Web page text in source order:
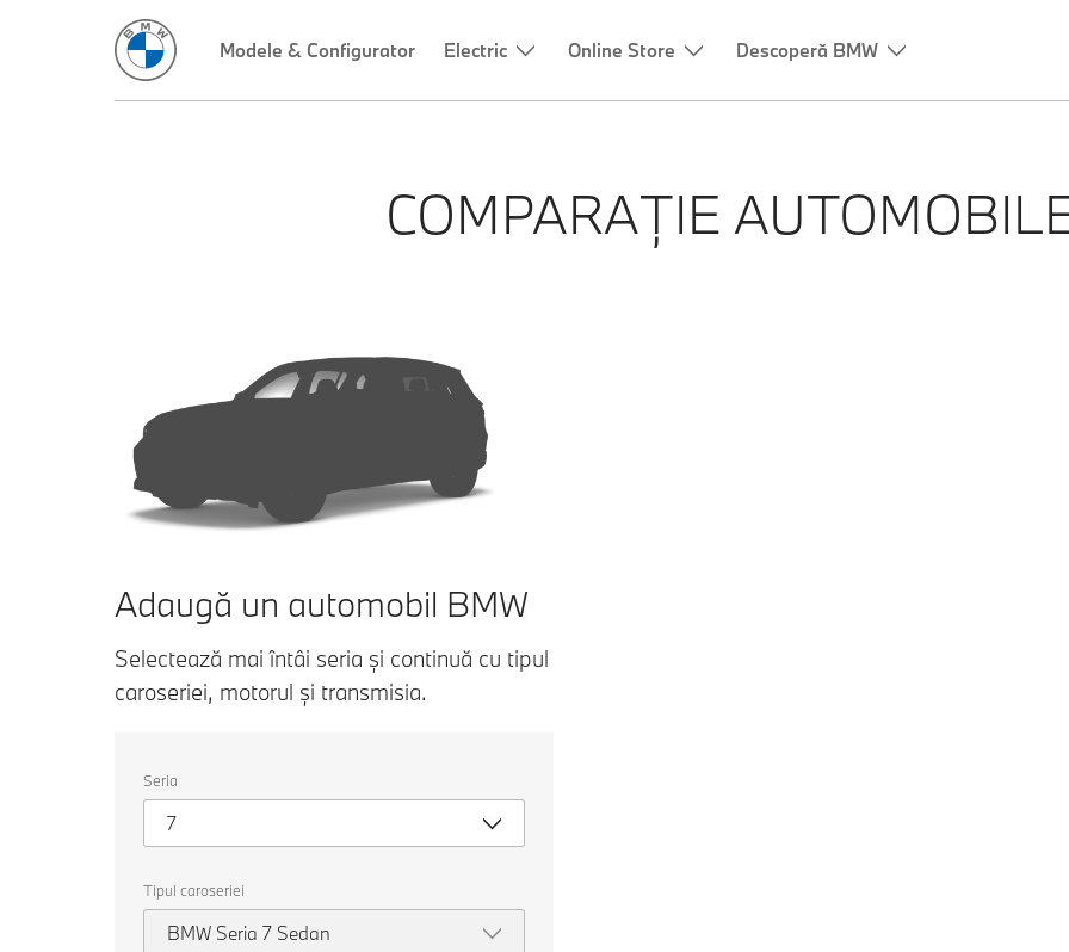
Modele & Configurator Electric Online Store Descoperă BMW
COMPARAȚIE
Adaugă un automobil BMW
Selectează mai întâi seria și continuă cu tipul
caroseriei, motorul și transmisia.
următoarele
proprietăți
pentru
a
o
mașină
pentru
comparație.
Seria
7
Tipul caroseriei
BMW Seria 7 Sedan